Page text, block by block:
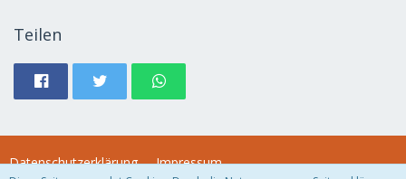
Teilen
Datenschutzerklärung Impressum